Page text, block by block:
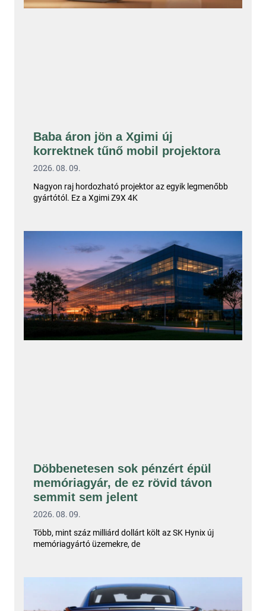
Baba áron jön a Xgimi új
korrektnek tűnő mobil projektora
2026. 08. 09.
Nagyon raj hordozható projektor az egyik legmenőbb
gyártótól. Ez a Xgimi Z9X 4K
Döbbenetesen sok pénzért épül
memóriagyár, de ez rövid távon
semmit sem jelent
2026. 08. 09.
Több, mint száz milliárd dollárt költ az SK Hynix új
memóriagyártó üzemekre, de